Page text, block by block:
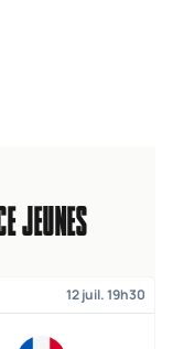
JEUNES
12 juil. 19h30